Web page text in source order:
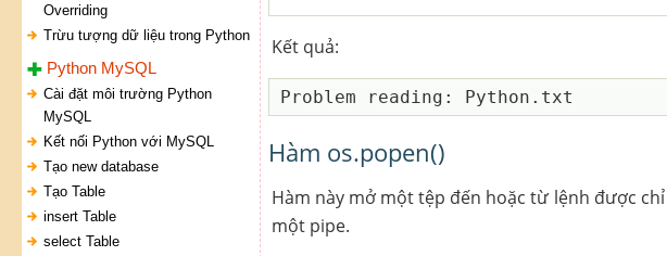
Overriding
Trừu tượng dữ liệu trong Python
Python MySQL
Cài đặt môi trường Python
MySQL
Kết nối Python với MySQL
Tạo new database
Tạo Table
insert Table
select Table
Kết quả:
Hàm os.popen()
Hàm này mở một tệp đến hoặc từ lệnh được
một pipe.